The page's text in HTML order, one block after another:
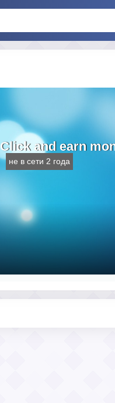
Click and earn
не в сети 2 года